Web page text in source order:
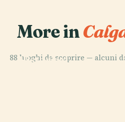
More in
88 luoghi da scoprire — alcuni
PLACE
Historical